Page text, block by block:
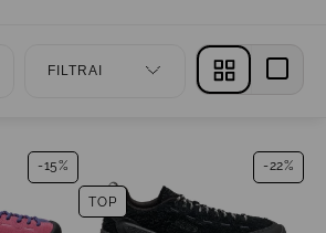
FILTRAI
-15% -22%
TOP